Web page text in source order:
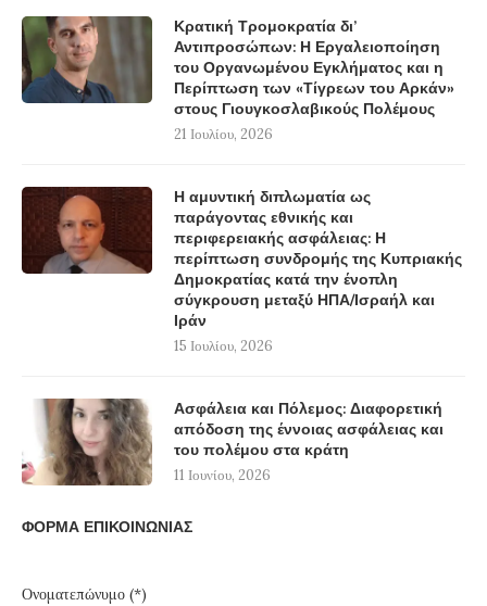
Κρατική Τρομοκρατία δι’
Αντιπροσώπων: Η Εργαλειοποίηση
του Οργανωμένου Εγκλήματος και η
Περίπτωση των «Τίγρεων του Αρκάν»
στους Γιουγκοσλαβικούς Πολέμους
21 Ιουλίου, 2026
Η αμυντική διπλωματία ως
παράγοντας εθνικής και
περιφερειακής ασφάλειας: Η
περίπτωση συνδρομής της Κυπριακής
Δημοκρατίας κατά την ένοπλη
σύγκρουση μεταξύ ΗΠΑ/Ισραήλ και
Ιράν
15 Ιουλίου, 2026
Ασφάλεια και Πόλεμος: Διαφορετική
απόδοση της έννοιας ασφάλειας και
του πολέμου στα κράτη
11 Ιουνίου, 2026
ΦΟΡΜΑ ΕΠΙΚΟΙΝΩΝΙΑΣ
Ονοματεπώνυμο (*)